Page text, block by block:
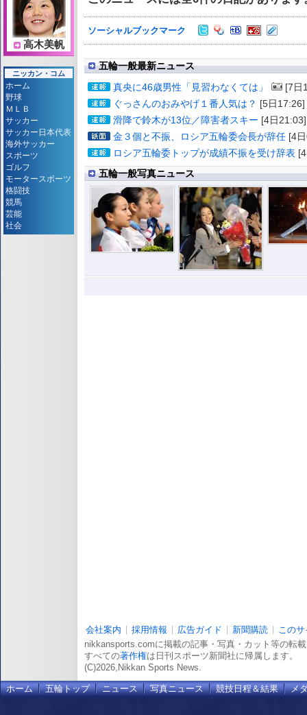
ソーシャルブックマーク
五輪一般最新ニュース
真央に46歳男性「見習わなくては」
[7日
ぐっさんのおみやげ１番人気は？ [5日17:26]
滑降で鈴木が13位／障害者スキー [4日21:03]
金３個と不振、ロシア五輪委会長が辞任 [4
ロシア五輪委トップが成績不振を受け辞表
五輪一般写真ニュース
高木美帆
ニッカン・コム
ホーム
野球
ＭＬＢ
サッカー
サッカー日本代表
海外サッカー
スポーツ
ゴルフ
モータースポーツ
格闘技
競馬
芸能
社会
会社案内 採用情報 広告ガイド 新聞購読
この
nikkansports.comに掲載の記事・写真・カット等の転
すべての著作権は日刊スポーツ新聞社に帰属します。
(C)2026,Nikkan Sports News.
ホーム 五輪トップ ニュース 写真ニュース 競技日程＆結果 メ